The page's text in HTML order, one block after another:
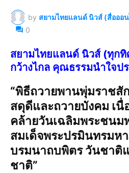
by สยามไทยแลนด์ นิวส์ (สื่อออ
0
สยามไทยแลนด์ นิวส์ (ทุกทิ
กว้างไกล คุณธรรมนำใจป
“พิธีถวายพานพุ่มราชสั
สดุดีและถวายบังคม เนื่
คล้ายวันเฉลิมพระชนม
สมเด็จพระปรมินทรมห
บรมนาถบพิตร วันชาติ
ชาติ”